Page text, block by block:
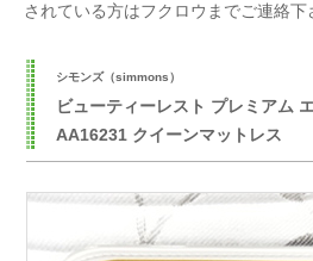
されている方はフクロウまでご連絡下
シモンズ（simmons）
ビューティーレスト プレミアム
AA16231 クイーンマットレス